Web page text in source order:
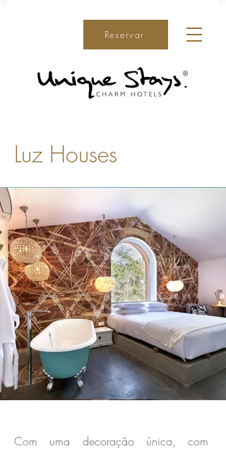
Reservar
Luz Houses
​Com uma decoração única, com